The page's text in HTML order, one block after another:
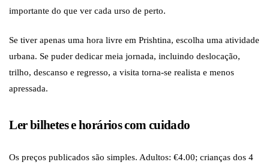
importante do que ver cada urso de perto.
Se tiver apenas uma hora livre em Prishtina, escolha uma atividade
urbana. Se puder dedicar meia jornada, incluindo deslocação,
trilho, descanso e regresso, a visita torna-se realista e menos
apressada.
Ler bilhetes e horários com cuidado
Os preços publicados são simples. Adultos: €4.00; crianças dos 4